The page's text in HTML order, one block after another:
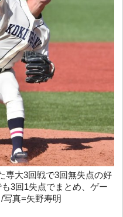
専大3回戦で3回無失点の好
3回1失点でまとめ、ゲー
写真=矢野寿明